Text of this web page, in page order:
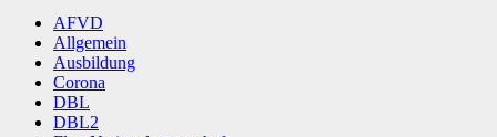
AFVD
Allgemein
Ausbildung
Corona
DBL
DBL2